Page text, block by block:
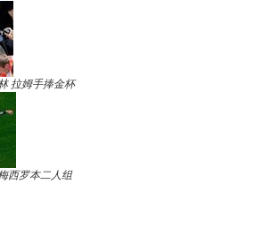
拉姆手捧金杯
西罗本二人组